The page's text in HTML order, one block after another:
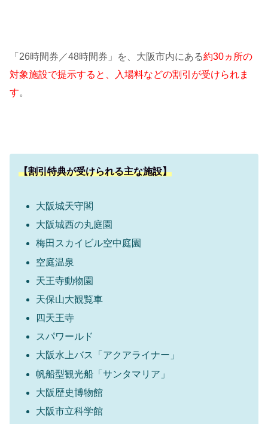
「26時間券／48時間券」を、大阪市内にある約30ヵ所の
対象施設で提示すると、入場料などの割引が受けられま
す。
【割引特典が受けられる主な施設】
大阪城天守閣
大阪城西の丸庭園
梅田スカイビル空中庭園
空庭温泉
天王寺動物園
天保山大観覧車
四天王寺
スパワールド
大阪水上バス「アクアライナー」
帆船型観光船「サンタマリア」
大阪歴史博物館
大阪市立科学館